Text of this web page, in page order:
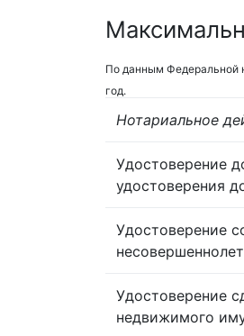
По данным Федеральной
год.
Нотариальное
Удостоверение
удостоверения
Удостоверение
Удостоверение
недвижимого